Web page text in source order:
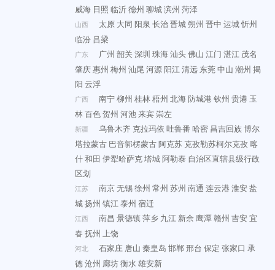
威海 日照 临沂德州 聊城滨州 菏泽
山西 太原 大同 阳泉 长治晋城朔州 晋中 运城忻州
临汾 吕梁
广东 广州 韶关 深圳 珠海汕头佛山 江门 湛江 茂名
肇庆惠州 梅州 汕尾 河源阳江清远 东莞中山 潮州 揭
阳 云浮
广西 南宁柳州 桂林梧州 北海防城港钦州 贵港 玉
林百色贺州 河池来宾崇左
新疆 乌鲁木齐 克拉玛依 吐鲁番 哈密 昌吉回族博尔
塔拉蒙古 巴音郭楞蒙古阿克苏 克孜勒苏柯尔克孜喀
什和田 伊犁哈萨克塔城阿勒泰 自治区直辖县级行政
区划
江苏 南京无锡徐州 常州 苏州 南通 连云港淮安盐
城扬州 镇江泰州 宿迁
江西 南昌 景德镇萍乡 九江 新余鹰潭赣州 吉安宜
春 抚州 上饶
河北 石家庄 唐山 秦皇岛 邯郸邢台 保定 张家口 承
德沧州 廊坊衡水雄安新